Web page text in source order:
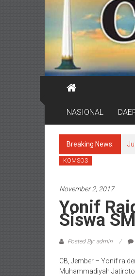
NASIONAL
Breaking News:
KOMSOS
November 2, 2017
Yonif
Siswa
Posted By: admin
CB, Jember – Yonif
Muhammadiyah